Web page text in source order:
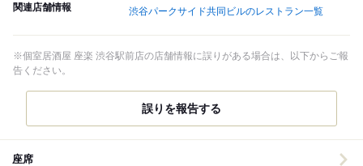
関連店舗情報 渋谷パークサイド共同ビルのレストラン一覧
※個室居酒屋 座楽 渋谷駅前店の店舗情報に誤りがある場合は、以下からご報
告ください。
誤りを報告する
座席